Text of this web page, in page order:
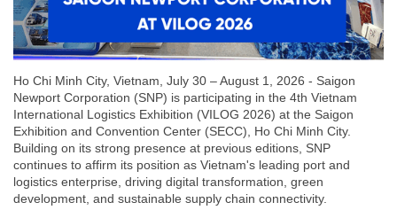
Ho Chi Minh City, Vietnam, July 30 – August 1, 2026 - Saigon
Newport Corporation (SNP) is participating in the 4th Vietnam
International Logistics Exhibition (VILOG 2026) at the Saigon
Exhibition and Convention Center (SECC), Ho Chi Minh City.
Building on its strong presence at previous editions, SNP
continues to affirm its position as Vietnam's leading port and
logistics enterprise, driving digital transformation, green
development, and sustainable supply chain connectivity.